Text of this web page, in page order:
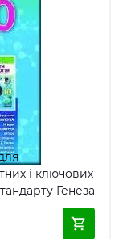
і ключових
Генеза